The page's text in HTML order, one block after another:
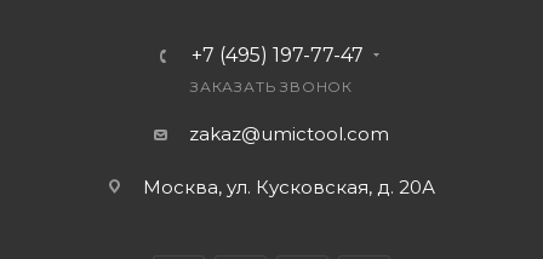
+7 (495) 197-77-47
ЗАКАЗАТЬ ЗВОНОК
zakaz@umictool.com
Москва, ул. Кусковская, д. 20А